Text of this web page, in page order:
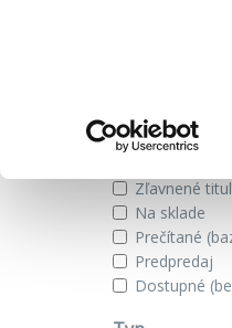
Knihy
Zobraziť iba
Zľavnené
Na sklade
Prečítané
Predpredaj
Dostupné